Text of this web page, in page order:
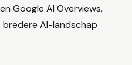
Google AI Overviews,
AI-landschap